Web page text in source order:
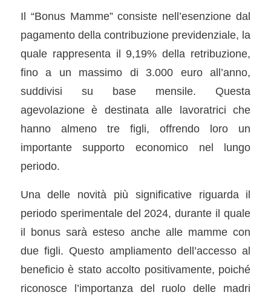
Il “Bonus Mamme” consiste nell’esenzione dal
pagamento della contribuzione previdenziale, la
quale rappresenta il 9,19% della retribuzione,
fino a un massimo di 3.000 euro all’anno,
suddivisi su base mensile. Questa
agevolazione è destinata alle lavoratrici che
hanno almeno tre figli, offrendo loro un
importante supporto economico nel lungo
periodo.
Una delle novità più significative riguarda il
periodo sperimentale del 2024, durante il quale
il bonus sarà esteso anche alle mamme con
due figli. Questo ampliamento dell’accesso al
beneficio è stato accolto positivamente, poiché
riconosce l’importanza del ruolo delle madri